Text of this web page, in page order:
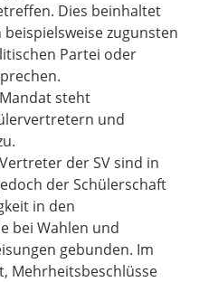
Dies beinhaltet
zugunsten
Partei oder
steht
und
der SV sind in
der Schülerschaft
in den
bei Wahlen und
gebunden. Im
Mehrheitsbeschlüsse